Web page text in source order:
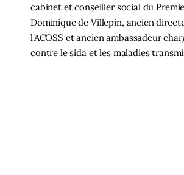
cabinet et conseiller social du
Dominique de Villepin, ancien
l'ACOSS et ancien ambassadeur
contre le sida et les maladies